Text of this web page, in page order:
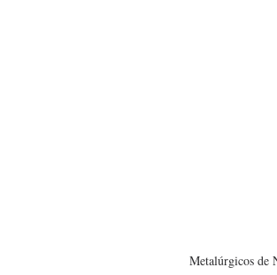
Metalúrgicos de